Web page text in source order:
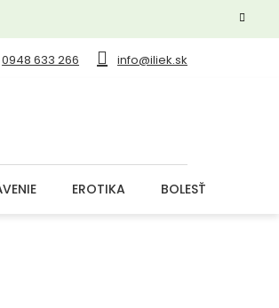
0948 633 266 info@iliek.sk
EROTIKA BOLESŤ